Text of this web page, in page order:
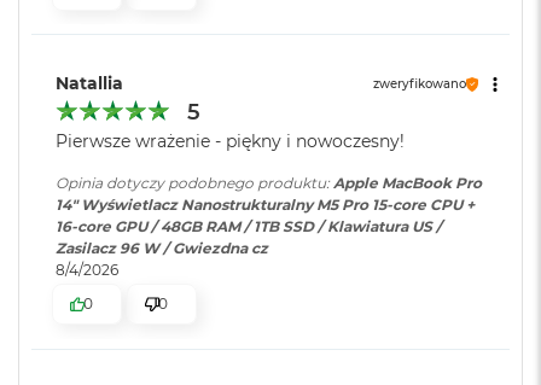
B
o
k
A
i
2
T
B
M
Chip
Apple M5 Pro
Apple M5 Pro (18-rdzeniowy procesor CPU + 20-rdzeniowy
procesor GPU + Akceleratory Neural Accelerator)
16-rdzeniowy system Neural Engine
Odtwarzanie
dźwięku
AAC, MP3,
Apple Lossless
Dolby Digital, Dolby Digital
Plus i Dolby Atmos
Zainstalowany
system operacyjny
macOS
Natallia zweryfikowano
5
Pierwsze wrażenie - piękny i nowoczesny!
Opinia dotyczy podobnego produktu:Apple MacBook Pro
14" Wyświetlacz Nanostrukturalny M5 Pro 15-core CPU +
16-core GPU / 48GB RAM / 1TB SSD / Klawiatura US /
Zasilacz 96 W / Gwiezdna cz
8/4/2026
0
0